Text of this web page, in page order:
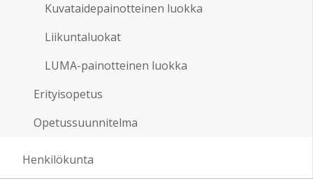
Kuvataidepainotteinen luokka
Liikuntaluokat
LUMA-painotteinen luokka
Erityisopetus
Opetussuunnitelma
Henkilökunta